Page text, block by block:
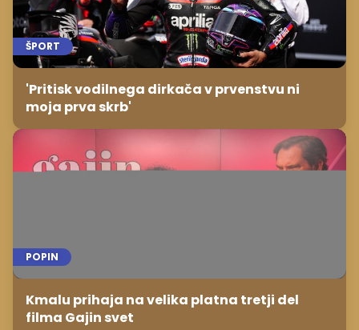
ŠPORT
'Pritisk vodilnega dirkača v prvenstvu ni
moja prva skrb'
POPIN
Kmalu prihaja na velika platna tretji del
filma Gajin svet